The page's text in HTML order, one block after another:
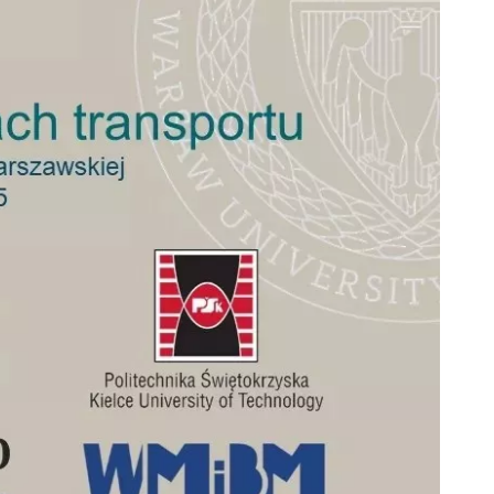
Samorząd
studencki
Programy
międzynarodowe
Przydatne
Maszyn (arch.)
Olimpiada
Techniki
Samochodowej
Projekt
Bekker
Targi Pracy
Inżynierii
Mechanicznej
Współpraca
ze szkołami
Oferty
pracy na
Wydziale
Formularz
kontaktowy